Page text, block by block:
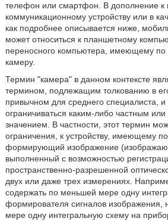
телефон или смартфон. В дополнение к
коммуникационному устройству или в
как подробнее описывается ниже,
может относиться к планшетному
переносного компьютера, имеющему
камеру.
Термин "камера" в данном контексте
термином, подлежащим толкованию в
привычном для среднего специалиста,
ограничиваться каким-либо частным
значением. В частности, этот термин
ограничения, к устройству, имеющему
формирующий изображение
выполненный с возможностью
пространственно-разрешенной
двух или даже трех измерениях.
содержать по меньшей мере одну
формирователя сигналов
мере одну интегральную схему на